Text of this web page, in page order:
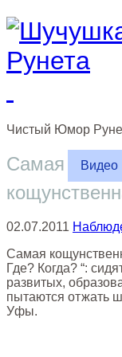
Чистый Юмор
Видео
Самая
02.07.2011
Самая
Где? Когда? “:
развитых,
пытаются отжать
Уфы.